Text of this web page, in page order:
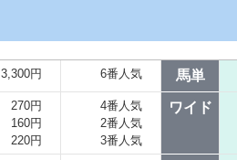
3,300円 6番人気
270円
160円
220円
4番人気
2番人気
3番人気
馬単
ワイド